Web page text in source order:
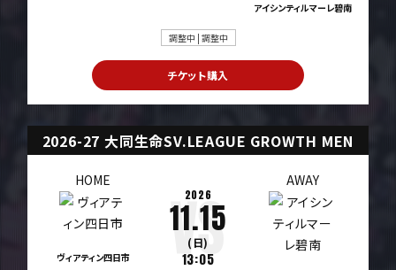
アイシンティルマーレ碧南
調整中 | 調整中
チケット購入
2026-27 大同生命SV.LEAGUE GROWTH MEN
HOME
ヴィアティン四日市
2026
11.15
(日)
13:05
AWAY